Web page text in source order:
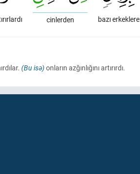
bazı erkeklere
cinlerden
(Bu isə) onların azğınlığını artırırdı.